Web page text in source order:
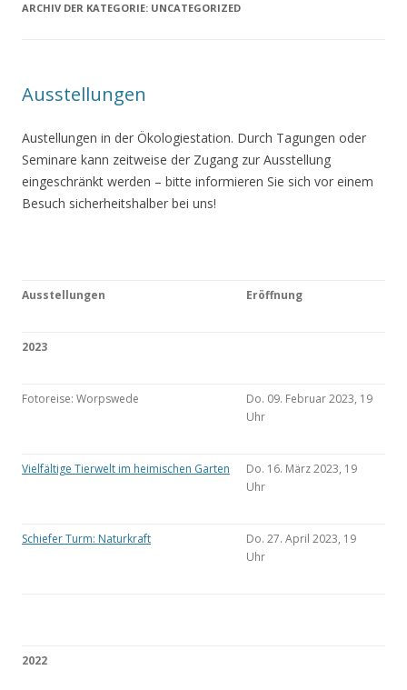
ARCHIV DER KATEGORIE: UNCATEGORIZED
Ausstellungen
Austellungen in der Ökologiestation. Durch Tagungen oder
Seminare kann zeitweise der Zugang zur Ausstellung
eingeschränkt werden – bitte informieren Sie sich vor einem
Besuch sicherheitshalber bei uns!
Ausstellungen Eröffnung
2023
Fotoreise: Worpswede
Do. 09. Februar 2023, 19
Uhr
Vielfältige Tierwelt im heimischen Garten
Do. 16. März 2023, 19
Uhr
Schiefer Turm: Naturkraft
Do. 27. April 2023, 19
Uhr
2022